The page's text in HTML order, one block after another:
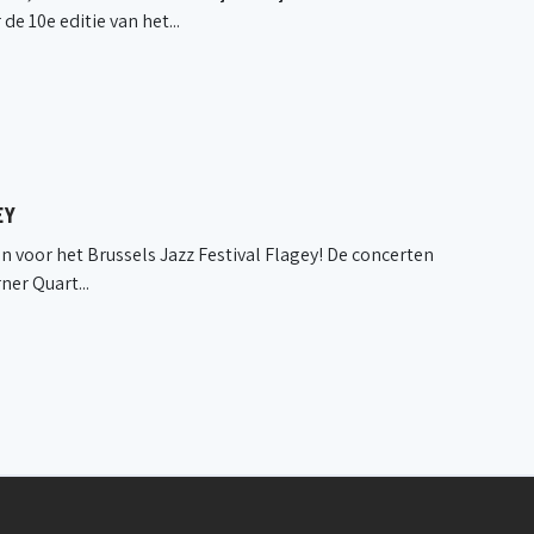
10e editie van het...
het Brussels Jazz Festival Flagey! De concerten
Quart...